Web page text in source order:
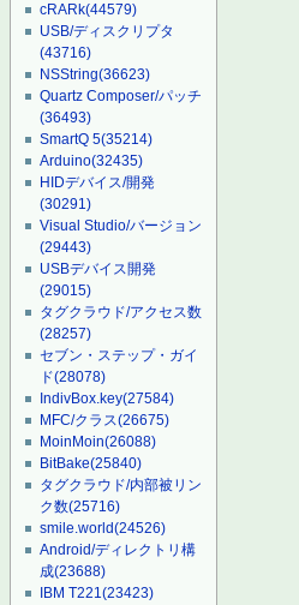
cRARk(44579)
USB/ディスクリプタ
(43716)
NSString(36623)
Quartz Composer/パッチ
(36493)
SmartQ 5(35214)
Arduino(32435)
HIDデバイス/開発
(30291)
Visual Studio/バージョン
(29443)
USBデバイス開発
(29015)
タグクラウド/アクセス数
(28257)
セブン・ステップ・ガイ
ド(28078)
IndivBox.key(27584)
MFC/クラス(26675)
MoinMoin(26088)
BitBake(25840)
タグクラウド/内部被リン
ク数(25716)
smile.world(24526)
Android/ディレクトリ構
成(23688)
IBM T221(23423)